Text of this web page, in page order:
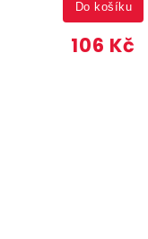
106 Kč
Do košíku